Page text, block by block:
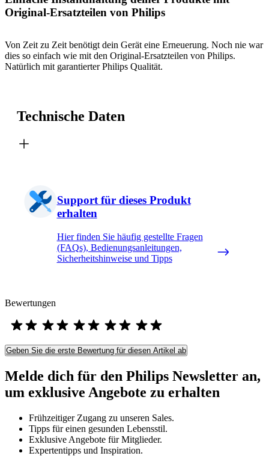
Original-Ersatzteilen von Philips
Von Zeit zu Zeit benötigt dein Gerät eine Erneuerung. Noch nie war
dies so einfach wie mit den Original-Ersatzteilen von Philips.
Natürlich mit garantierter Philips Qualität.
Technische Daten
Support für dieses Produkt
erhalten
Hier finden Sie häufig gestellte Fragen
(FAQs), Bedienungsanleitungen,
Sicherheitshinweise und Tipps
Bewertungen
Geben Sie die erste Bewertung für diesen Artikel ab
Melde dich für den Philips Newsletter an,
um exklusive Angebote zu erhalten
Frühzeitiger Zugang zu unseren Sales.
Tipps für einen gesunden Lebensstil.
Exklusive Angebote für Mitglieder.
Expertentipps und Inspiration.